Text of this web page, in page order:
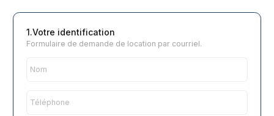
Formulaire de demande de location par courriel.
1.Votre identification